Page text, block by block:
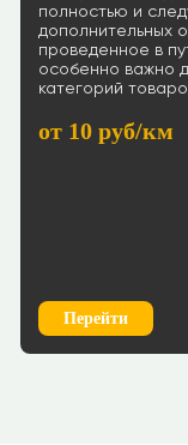
полностью и
дополнительных
проведенное в
особенно важно
категорий
от 10 руб/км
Перейти